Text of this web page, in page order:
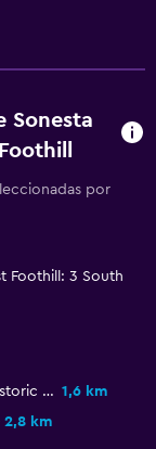
Sonesta
por
Foothill: 3 South
Heritage Hill Historic Park 1,6 km
2,8 km